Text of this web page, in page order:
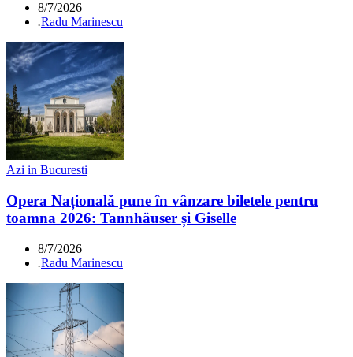
8/7/2026
.Radu Marinescu
Azi in Bucuresti
Opera Națională pune în vânzare biletele pentru
toamna 2026: Tannhäuser și Giselle
8/7/2026
.Radu Marinescu